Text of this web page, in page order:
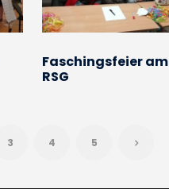
Faschingsfeier am
RSG
3 4 5